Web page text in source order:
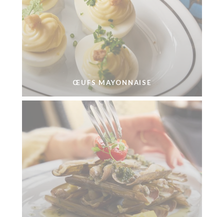
ŒUFS MAYONNAISE